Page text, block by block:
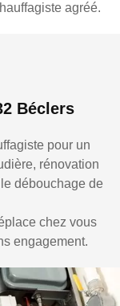
agréé.
Béclers
pour un
rénovation
débouchage de
chez vous
engagement.